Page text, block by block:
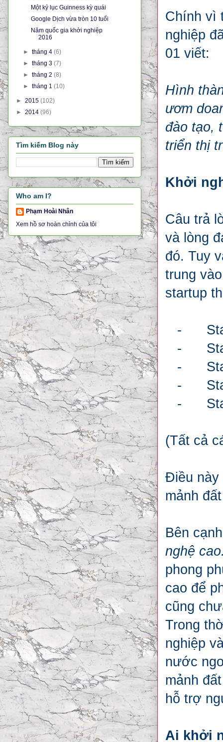
Chính vì
nghiệp
01 viết:
Hình
ươm
đào tạo,
triển thị
Khởi
Câu trả
và lòng
đó. Tuy
trung
startup
-
-
-
-
-
(Tất cả
Điều này
mảnh
Bên
nghệ
phong
cao để
cũng
Trong
nghiệp
nước
mảnh
hỗ trợ
Ai khởi
Một kỷ lục Guinness kỳ quái
Google Dịch vừa tròn 10 tuổi
Năm quốc gia khởi nghiệp
2016
►tháng 4(6)
►tháng 3(7)
►tháng 2(8)
►tháng 1(10)
► 2015 (102)
► 2014 (96)
Tìm kiếm Blog này
Who am I?
Phạm Hoài Nhân
Xem hồ sơ hoàn chỉnh của tôi